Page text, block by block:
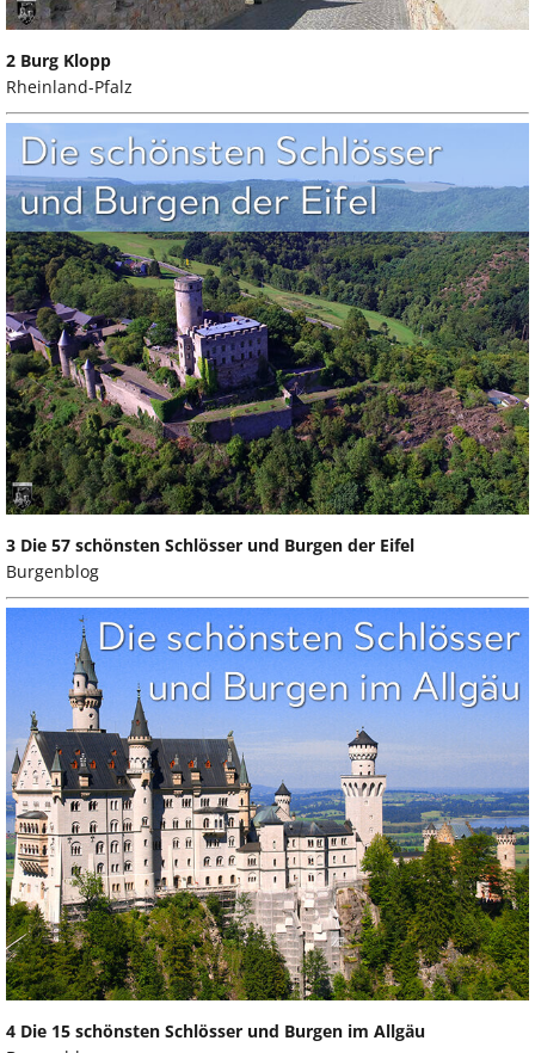
2 Burg Klopp
Rheinland-Pfalz
3 Die 57 schönsten Schlösser und Burgen der Eifel
Burgenblog
4 Die 15 schönsten Schlösser und Burgen im Allgäu